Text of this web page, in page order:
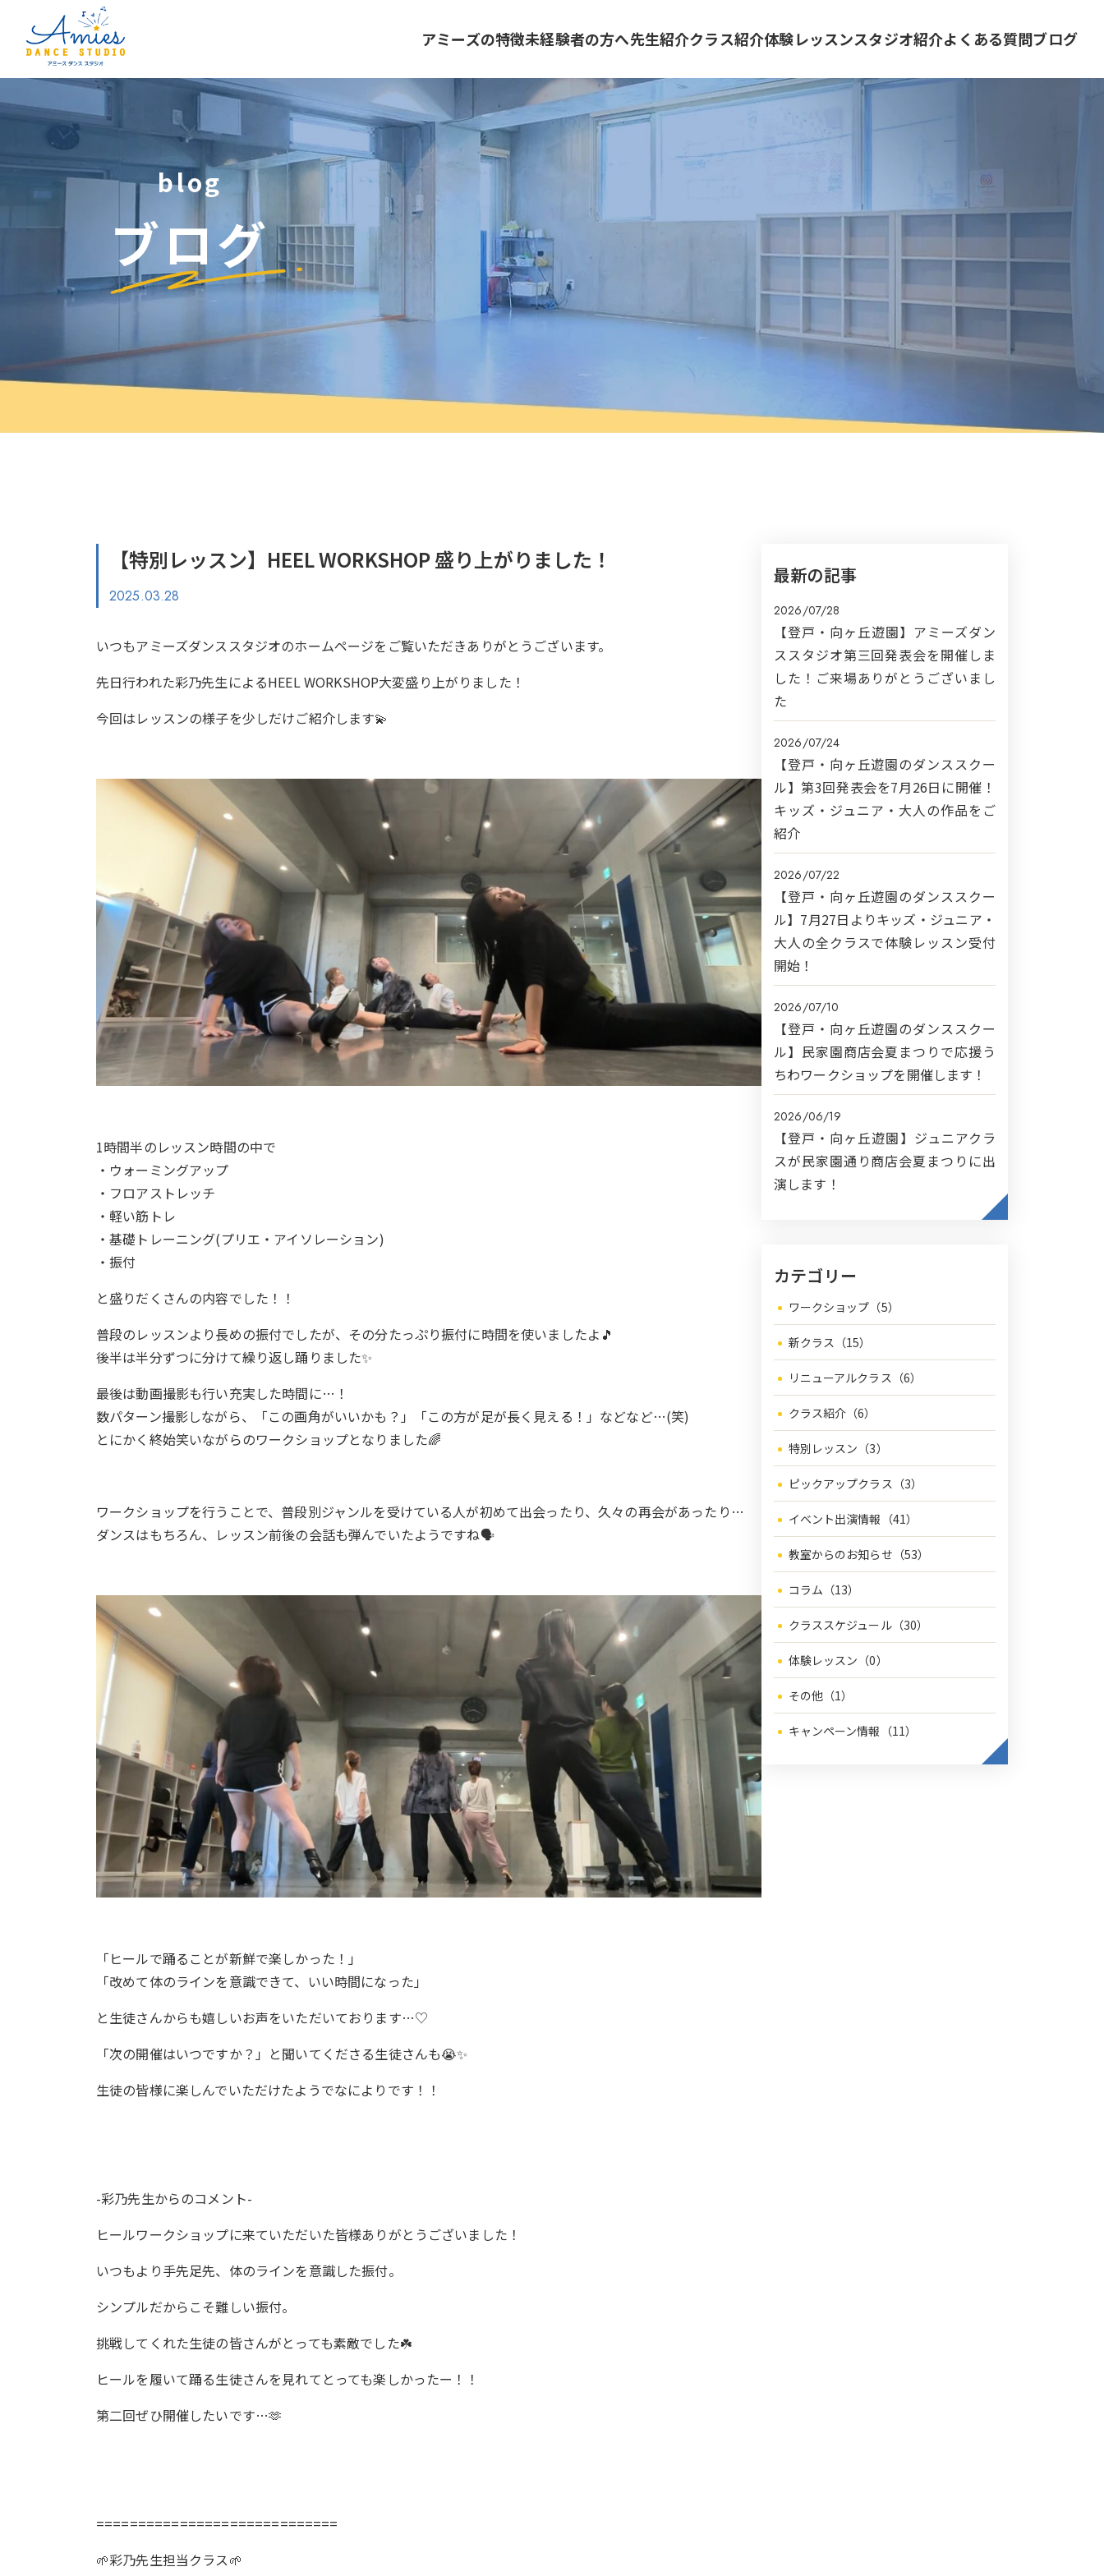
アミーズの特徴未経験者の方へ先生紹介クラス紹介体験レッスンスタジオ紹介よくある質問ブログ
blog
ブログ
【特別レッスン】HEEL WORKSHOP 盛り上がりました！
2025.03.28
いつもアミーズダンススタジオのホームページをご覧いただきありがとうございます。
先日行われた彩乃先生によるHEEL WORKSHOP大変盛り上がりました！
今回はレッスンの様子を少しだけご紹介します💫
1時間半のレッスン時間の中で
・ウォーミングアップ
・フロアストレッチ
・軽い筋トレ
・基礎トレーニング(プリエ・アイソレーション)
・振付
と盛りだくさんの内容でした！！
普段のレッスンより長めの振付でしたが、その分たっぷり振付に時間を使いましたよ🎵
後半は半分ずつに分けて繰り返し踊りました✨
最後は動画撮影も行い充実した時間に…！
数パターン撮影しながら、「この画角がいいかも？」「この方が足が長く見える！」などなど…(笑)
とにかく終始笑いながらのワークショップとなりました🌈
ワークショップを行うことで、普段別ジャンルを受けている人が初めて出会ったり、久々の再会があったり…
ダンスはもちろん、レッスン前後の会話も弾んでいたようですね🗣️
「ヒールで踊ることが新鮮で楽しかった！」
「改めて体のラインを意識できて、いい時間になった」
と生徒さんからも嬉しいお声をいただいております…♡
「次の開催はいつですか？」と聞いてくださる生徒さんも😭✨
生徒の皆様に楽しんでいただけたようでなによりです！！
-彩乃先生からのコメント-
ヒールワークショップに来ていただいた皆様ありがとうございました！
いつもより手先足先、体のラインを意識した振付。
シンプルだからこそ難しい振付。
挑戦してくれた生徒の皆さんがとっても素敵でした☘️
ヒールを履いて踊る生徒さんを見れてとっても楽しかったー！！
第二回ぜひ開催したいです…🫶
=============================
🌱彩乃先生担当クラス🌱
最新の記事
2026/07/28
【登戸・向ヶ丘遊園】アミーズダン
ススタジオ第三回発表会を開催しま
した！ご来場ありがとうございまし
た
2026/07/24
【登戸・向ヶ丘遊園のダンススクー
ル】第3回発表会を7月26日に開催！
キッズ・ジュニア・大人の作品をご
紹介
2026/07/22
【登戸・向ヶ丘遊園のダンススクー
ル】7月27日よりキッズ・ジュニア・
大人の全クラスで体験レッスン受付
開始！
2026/07/10
【登戸・向ヶ丘遊園のダンススクー
ル】民家園商店会夏まつりで応援う
ちわワークショップを開催します！
2026/06/19
【登戸・向ヶ丘遊園】ジュニアクラ
スが民家園通り商店会夏まつりに出
演します！
カテゴリー
ワークショップ（5）
新クラス（15）
リニューアルクラス（6）
クラス紹介（6）
特別レッスン（3）
ピックアップクラス（3）
イベント出演情報（41）
教室からのお知らせ（53）
コラム（13）
クラススケジュール（30）
体験レッスン（0）
その他（1）
キャンペーン情報（11）